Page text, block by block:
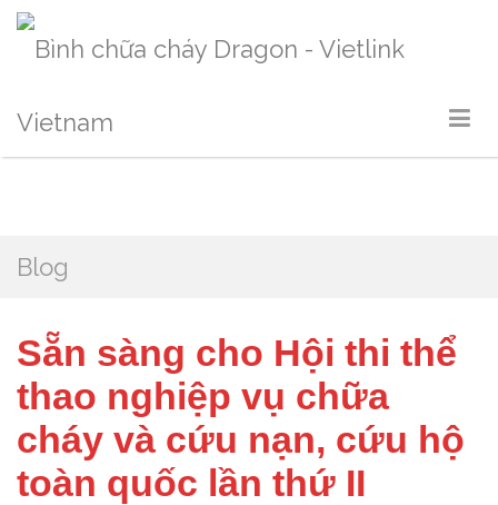
Blog
Sẵn sàng cho Hội thi thể
thao nghiệp vụ chữa
cháy và cứu nạn, cứu hộ
toàn quốc lần thứ II